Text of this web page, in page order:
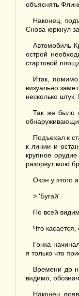
объяснять
Наконец,
Снова юркнул
Автомобиль
острой
стартовой
Итак,
визуально
несколько
Так же было
Подъехал к
к линии и
крупное
разорвут мою
Окон у этого
> 'Бугай'
По всей
Что
Гонка
я только что
Времени до
видимо,
Наконец,